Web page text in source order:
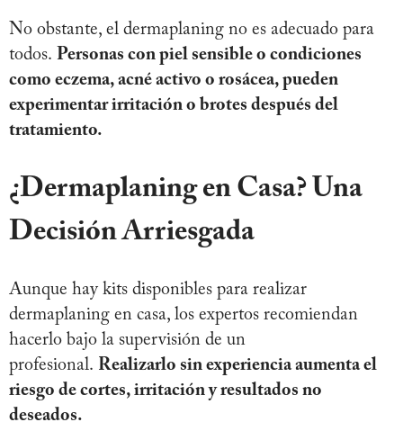
No obstante, el dermaplaning no es adecuado para
todos. Personas con piel sensible o condiciones
como eczema, acné activo o rosácea, pueden
experimentar irritación o brotes después del
tratamiento.
¿Dermaplaning en Casa? Una
Decisión Arriesgada
Aunque hay kits disponibles para realizar
dermaplaning en casa, los expertos recomiendan
hacerlo bajo la supervisión de un
profesional. Realizarlo sin experiencia aumenta el
riesgo de cortes, irritación y resultados no
deseados.